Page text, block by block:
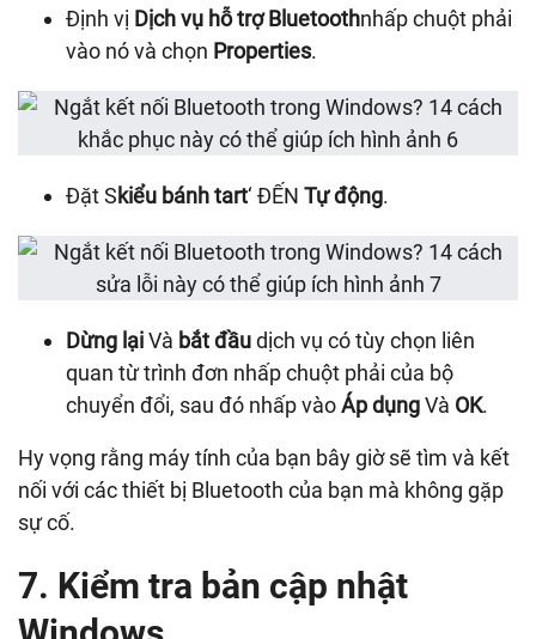
Định vị Dịch vụ hỗ trợ Bluetoothnhấp chuột phải
vào nó và chọn Properties.
Đặt Skiểu bánh tart‘ ĐẾN Tự động.
Dừng lạiVà bắt đầudịch vụ có tùy chọn liên
quan từ trình đơn nhấp chuột phải của bộ
chuyển đổi, sau đó nhấp vàoÁp dụngVà OK.
Hy vọng rằng máy tính của bạn bây giờ sẽ tìm và kết
nối với các thiết bị Bluetooth của bạn mà không gặp
sự cố.
7. Kiểm tra bản cập nhật